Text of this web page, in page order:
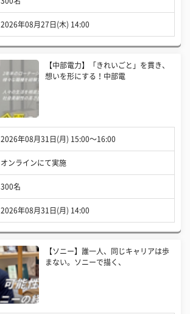
2026年08月27日(木) 14:00
【中部電力】「きれいごと」を貫き、
想いを形にする！中部電
2026年08月31日(月) 15:00〜16:00
オンラインにて実施
300名
2026年08月31日(月) 14:00
【ソニー】誰一人、同じキャリアは歩
まない。ソニーで描く、